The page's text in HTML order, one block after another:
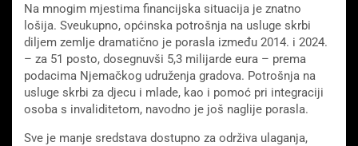
Na mnogim mjestima financijska situacija je znatno
lošija. Sveukupno, općinska potrošnja na usluge skrbi
diljem zemlje dramatično je porasla između 2014. i 2024.
– za 51 posto, dosegnuvši 5,3 milijarde eura – prema
podacima Njemačkog udruženja gradova. Potrošnja na
usluge skrbi za djecu i mlade, kao i pomoć pri integraciji
osoba s invaliditetom, navodno je još naglije porasla.
Sve je manje sredstava dostupno za održiva ulaganja,